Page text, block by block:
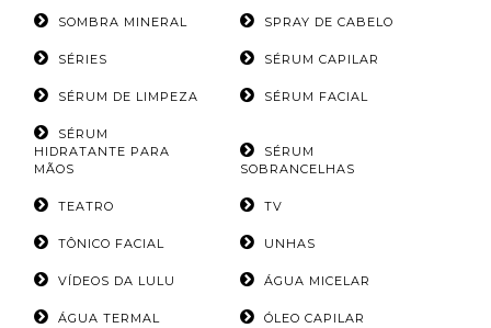
SOMBRA MINERAL SPRAY DE CABELO
SÉRIES SÉRUM CAPILAR
SÉRUM DE LIMPEZA SÉRUM FACIAL
SÉRUM
HIDRATANTE PARA
MÃOS
SÉRUM
SOBRANCELHAS
TEATRO TV
TÔNICO FACIAL UNHAS
VÍDEOS DA LULU ÁGUA MICELAR
ÁGUA TERMAL ÓLEO CAPILAR